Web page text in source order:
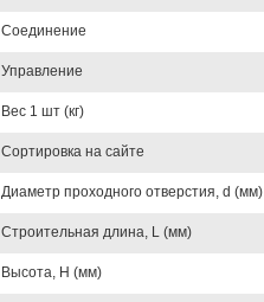
Соединение
Управление
Вес 1 шт (кг)
Сортировка на сайте
Диаметр проходного отверстия, d (мм)
Строительная длина, L (мм)
Высота, Н (мм)